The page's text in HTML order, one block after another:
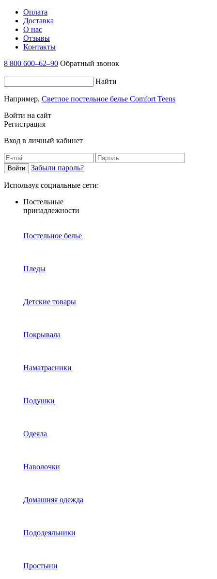
Оплата
Доставка
О нас
Отзывы
Контакты
8 800 600–62–90 Обратный звонок
Найти
Например, Светлое постельное белье Comfort Teens
Войти на сайт
Регистрация
Вход в личный кабинет
Забыли пароль?
Используя социальные сети:
Постельные
принадлежности
Постельное белье
Пледы
Детские товары
Покрывала
Наматрасники
Подушки
Одеяла
Наволочки
Домашняя одежда
Пододеяльники
Простыни